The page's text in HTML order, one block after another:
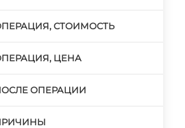
СТОИМОСТЬ
ЦЕНА
ОПЕРАЦИИ